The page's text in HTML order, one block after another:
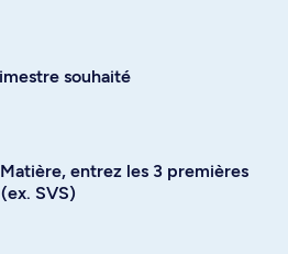
souhaité
entrez les 3 premières
SVS)